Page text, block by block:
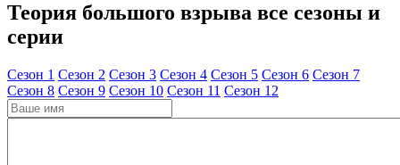
Теория большого взрыва все сезоны и
серии
Cезон 1 Cезон 2 Cезон 3 Cезон 4 Cезон 5 Cезон 6 Cезон 7
Cезон 8 Cезон 9 Cезон 10 Cезон 11 Cезон 12